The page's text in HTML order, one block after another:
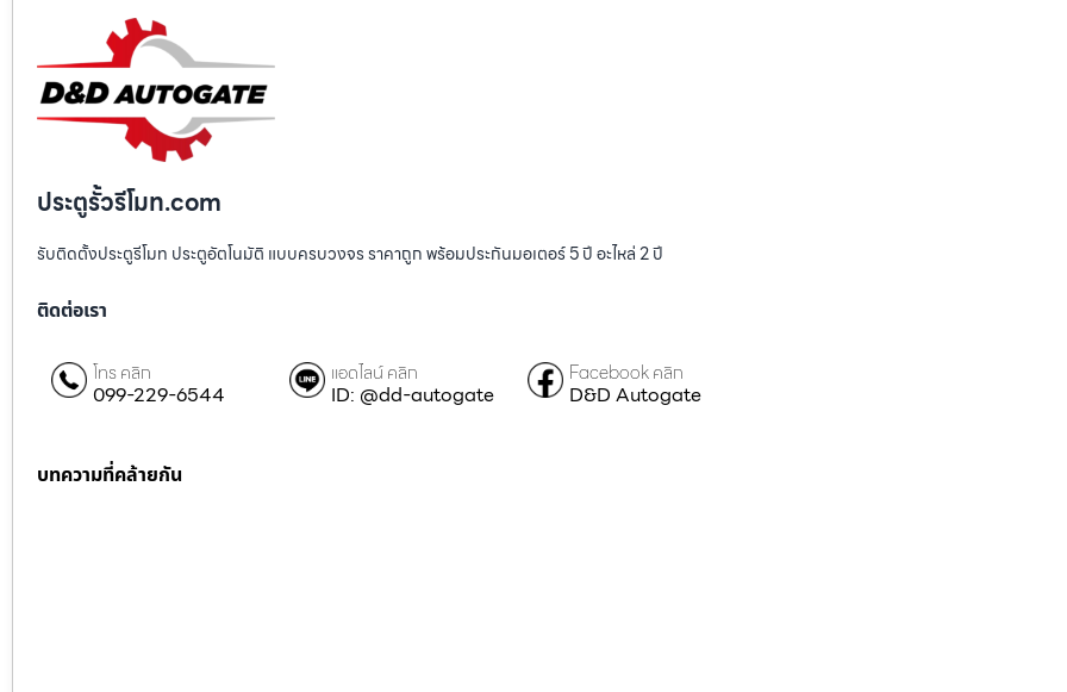
ประตูรั้วรีโมท.com
รับติดตั้งประตูรีโมท ประตูอัตโนมัติ แบบครบวงจร ราคาถูก พร้อมประกันมอเตอร์ 5 ปี อะไหล่ 2 ปี
ติดต่อเรา
โทร คลิก
099-229-6544
แอดไลน์ คลิก
ID: @dd-autogate
Facebook คลิก
D&D Autogate
บทความที่คล้ายกัน